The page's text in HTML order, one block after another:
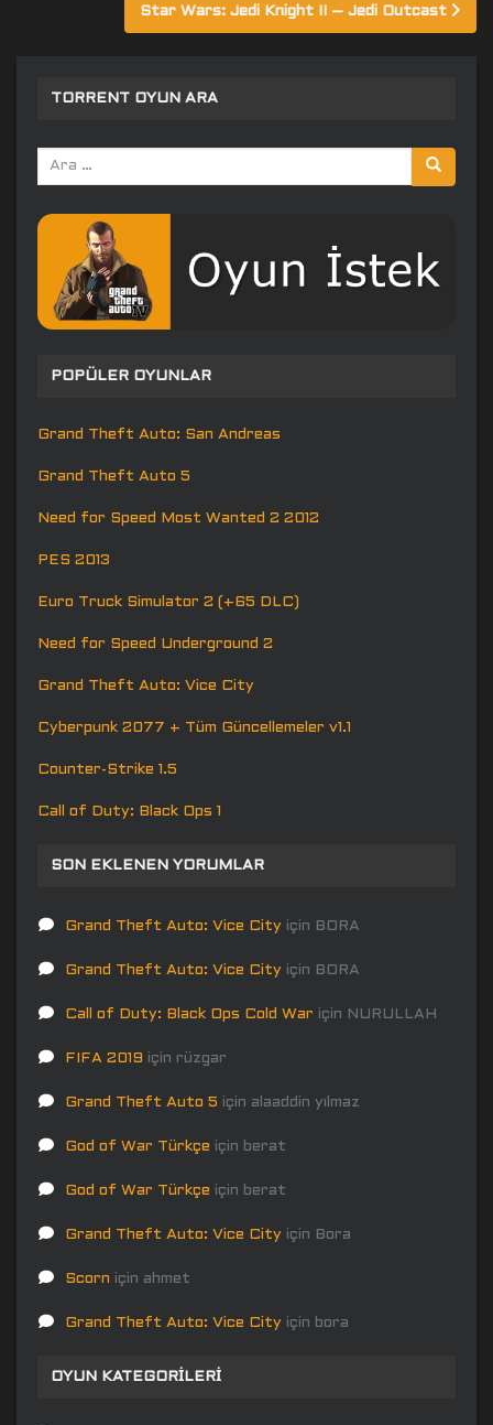
Star Wars: Jedi Knight II – Jedi Outcast
TORRENT OYUN ARA
Arama
yap:
POPÜLER OYUNLAR
Grand Theft Auto: San Andreas
Grand Theft Auto 5
Need for Speed Most Wanted 2 2012
PES 2013
Euro Truck Simulator 2 (+65 DLC)
Need for Speed Underground 2
Grand Theft Auto: Vice City
Cyberpunk 2077 + Tüm Güncellemeler v1.1
Counter-Strike 1.5
Call of Duty: Black Ops 1
SON EKLENEN YORUMLAR
Grand Theft Auto: Vice City için BORA
Grand Theft Auto: Vice City için BORA
Call of Duty: Black Ops Cold War için NURULLAH
FIFA 2019 için rüzgar
Grand Theft Auto 5 için alaaddin yılmaz
God of War Türkçe için berat
God of War Türkçe için berat
Grand Theft Auto: Vice City için Bora
Scorn için ahmet
Grand Theft Auto: Vice City için bora
OYUN KATEGORILERI